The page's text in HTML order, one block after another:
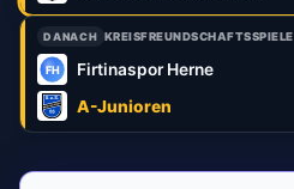
DANACH KREISFREUNDSCHAFTSSPIELE
Firtinaspor Herne
A-Junioren